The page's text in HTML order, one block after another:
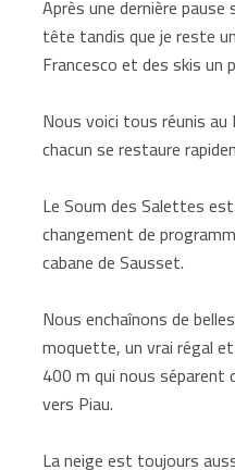
Après une dernière
tête tandis que je reste
Francesco et des skis un
Nous voici tous réunis
chacun se restaure
Le Soum des Salettes
changement de
cabane de Sausset.
Nous enchaînons de
moquette, un vrai régal
400 m qui nous séparent
vers Piau.
La neige est toujours